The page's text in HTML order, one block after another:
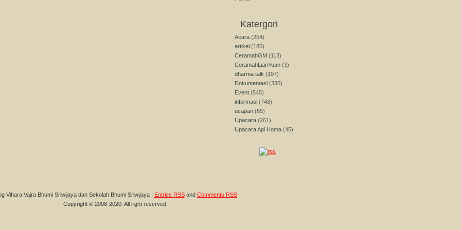
Katergori
Acara (254)
artikel (185)
CeramahGM (113)
CeramahLianYuan (3)
dharma talk (197)
Dokumentasi (335)
Event (545)
informasi (748)
ucapan (65)
Upacara (261)
Upacara Api Homa (45)
Vihara Vajra Bhumi Sriwijaya dan Sekolah Bhumi Sriwijaya | Entries RSSand Comments RSS
Copyright © 2008-2020. All right reserved.